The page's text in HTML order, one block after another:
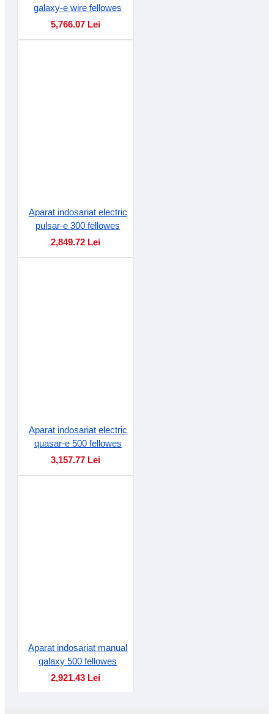
galaxy-e wire fellowes
5,766.07 Lei
Aparat indosariat electric
pulsar-e 300 fellowes
2,849.72 Lei
Aparat indosariat electric
quasar-e 500 fellowes
3,157.77 Lei
Aparat indosariat manual
galaxy 500 fellowes
2,921.43 Lei